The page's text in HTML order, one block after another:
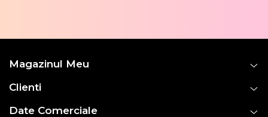
Magazinul Meu
Clienti
Date Comerciale